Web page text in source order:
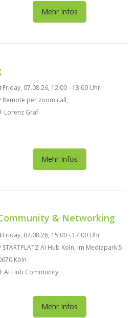
Mehr Infos
Friday, 07.08.26, 12:00 - 13:00 Uhr
Remote per zoom call,
Lorenz Gräf
Mehr Infos
& Networking
Friday, 07.08.26, 15:00 - 17:00 Uhr
STARTPLATZ AI Hub Köln, Im Mediapark 5
Köln
AI Hub Community
Mehr Infos